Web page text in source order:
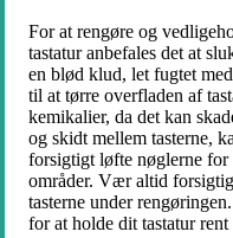
For at rengøre og
tastatur anbefales det at
en blød klud, let fugtet
til at tørre overfladen af
kemikalier, da det kan
og skidt mellem tasterne,
forsigtigt løfte nøglerne
områder. Vær altid
tasterne under
for at holde dit tastatur